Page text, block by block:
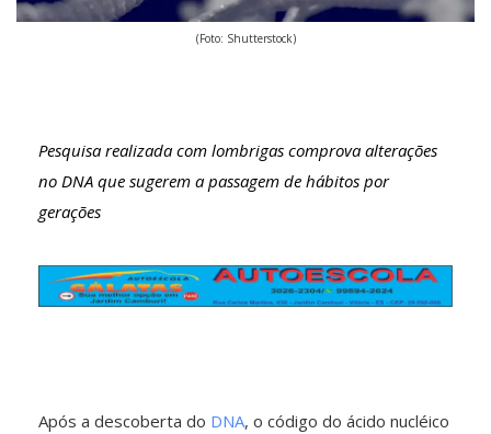
(Foto: Shutterstock)
Pesquisa realizada com lombrigas comprova alterações
no DNA que sugerem a passagem de hábitos por
gerações
Após a descoberta do DNA, o código do ácido nucléico